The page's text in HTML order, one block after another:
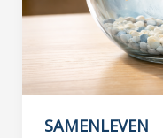
SAMENLEVEN